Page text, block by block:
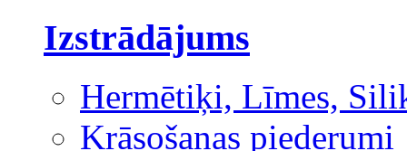
Izstrādājums
Hermētiķi, Līmes,
Krāsošanas piederumi